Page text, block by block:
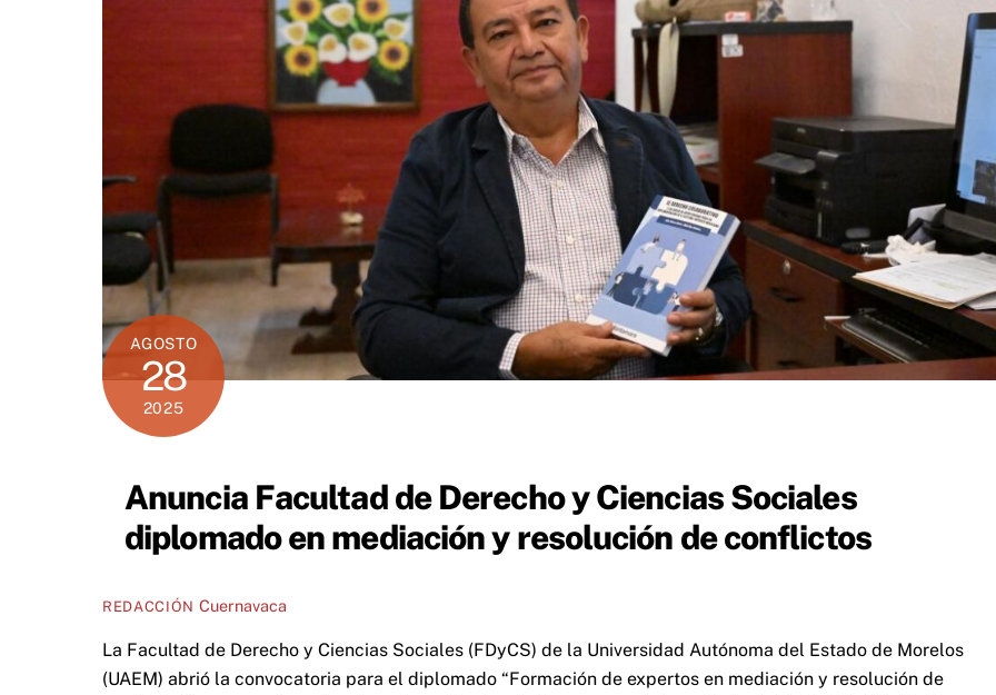
AGOSTO
28
2025
Anuncia Facultad de Derecho y Ciencias Sociales
diplomado en mediación y resolución de conflictos
REDACCIÓN Cuernavaca
La Facultad de Derecho y Ciencias Sociales (FDyCS) de la Universidad Autónoma del Estado de Morelos
(UAEM) abrió la convocatoria para el diplomado “Formación de expertos en mediación y resolución de